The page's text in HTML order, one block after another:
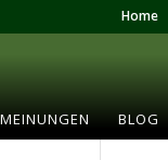
Home
BLOG